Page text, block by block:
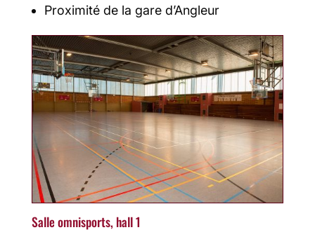
Proximité de la gare d’Angleur
Salle omnisports, hall 1